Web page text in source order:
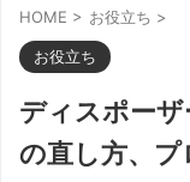
HOME > お役立ち >
お役立ち
ディスポー
の直し方、